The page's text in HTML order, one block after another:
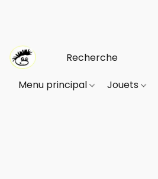
Menu principal Jouets